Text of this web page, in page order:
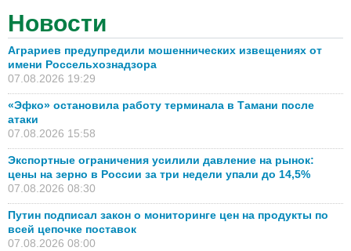
Новости
Аграриев предупредили мошеннических извещениях от
имени Россельхознадзора
07.08.2026 19:29
«Эфко» остановила работу терминала в Тамани после
атаки
07.08.2026 15:58
Экспортные ограничения усилили давление на рынок:
цены на зерно в России за три недели упали до 14,5%
07.08.2026 08:30
Путин подписал закон о мониторинге цен на продукты по
всей цепочке поставок
07.08.2026 08:00